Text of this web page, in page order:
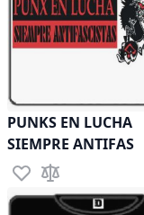
PUNKS EN LUCHA
SIEMPRE ANTIFAS
Add to Wish List
Add to Compare